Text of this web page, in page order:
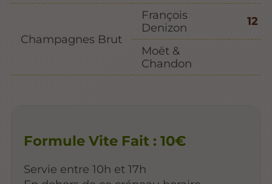
Champagnes Brut
François
Denizon
12 €
Moët &
Chandon
Formule Vite Fait : 10€
Servie entre 10h et 17h